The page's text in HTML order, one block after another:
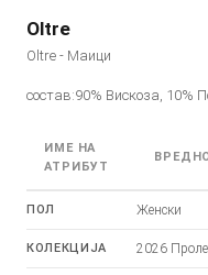
Oltre
Oltre - Маици
состав:90% Вискоза, 10%
ИМЕ НА
АТРИБУТ
ПОЛ Женски
КОЛЕКЦИЈА 2026